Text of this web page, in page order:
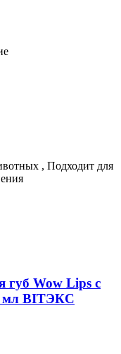
, Подходит для
губ Wow Lips с
мл BITЭКС